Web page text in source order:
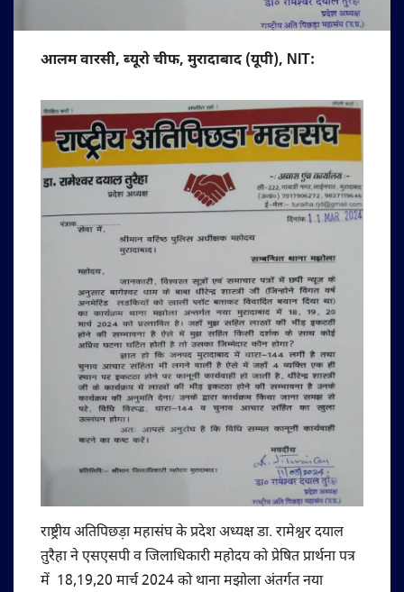
आलम वारसी, ब्यूरो चीफ, मुरादाबाद (यूपी), NIT:
राष्ट्रीय अतिपिछड़ा महासंघ के प्रदेश अध्यक्ष डा. रामेश्वर दयाल
तुरैहा ने एसएसपी व जिलाधिकारी महोदय को प्रेषित प्रार्थना पत्र
में 18,19,20 मार्च 2024 को थाना मझोला अंतर्गत नया